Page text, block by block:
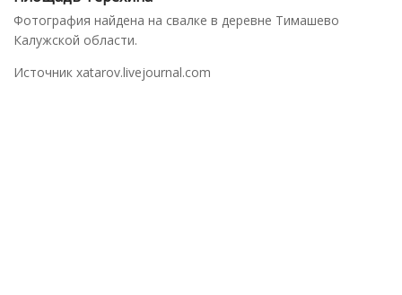
Фотография найдена на свалке в деревне Тимашево
Калужской области.
Источник xatarov.livejournal.com